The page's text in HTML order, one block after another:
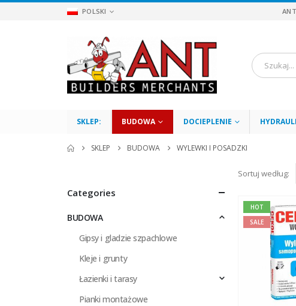
POLSKI
SKLEP: BUDOWA DOCIEPLENIE
SKLEP BUDOWA WYLEWKI I POSADZKI
Sortuj według:
HOT
SALE
Categories
BUDOWA
Gipsy i gladzie szpachlowe
Kleje i grunty
Łazienki i tarasy
Pianki montażowe